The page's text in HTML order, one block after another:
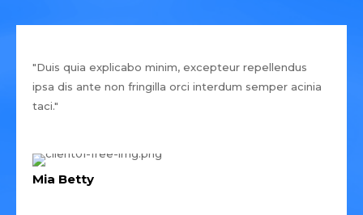
"Duis quia explicabo minim, excepteur repellendus
ipsa dis ante non fringilla orci interdum semper acinia
taci."
Mia Betty